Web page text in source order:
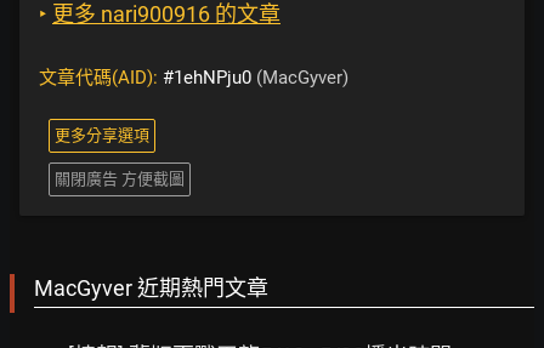
‣ 更多 nari900916 的文章
文章代碼(AID): #1ehNPju0 (MacGyver)
更多分享選項
關閉廣告 方便截圖
MacGyver 近期熱門文章